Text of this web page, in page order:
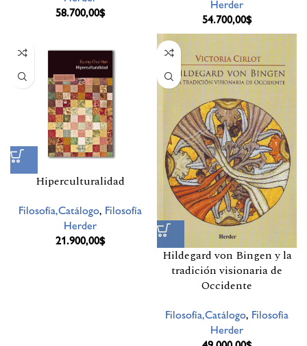
58.700,00$
Herder
54.700,00$
Hiperculturalidad
Filosofía,Catálogo, Filosofía
Herder
21.900,00$
Hildegard von Bingen y la
tradición visionaria de
Occidente
Filosofía,Catálogo, Filosofía
Herder